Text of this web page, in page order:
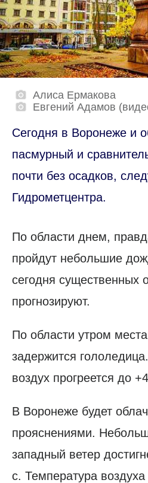
Алиса Ермакова
Евгений Адамов
Сегодня в Воронеже и
пасмурный и
почти без осадков,
Гидрометцентра.
По области днем,
пройдут небольшие
сегодня существенных
прогнозируют.
По области утром
задержится
воздух прогреется до
В Воронеже будет
прояснениями.
западный ветер
с. Температура